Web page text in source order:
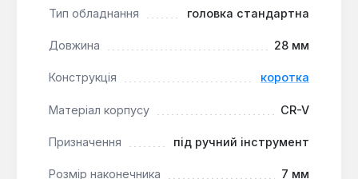
(28 мм) забезпечує доступ до гайок в
поміщаються.
повсякденного професійного та побутового
Тип обладнання головка стандартна
Довжина 28 мм
Конструкція коротка
Матеріал корпусу CR-V
Призначення під ручний інструмент
Розмір наконечника 7 мм